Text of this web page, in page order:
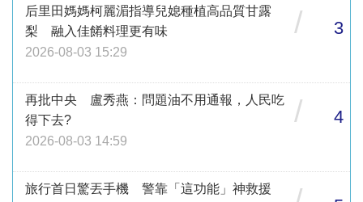
后里田媽媽柯麗湄指導兒媳種植高品質甘露
梨 融入佳餚料理更有味
2026-08-03 15:29
/ 3
再批中央 盧秀燕：問題油不用通報，人民吃
得下去?
2026-08-03 14:59
/ 4
旅行首日驚丟手機 警靠「這功能」神救援